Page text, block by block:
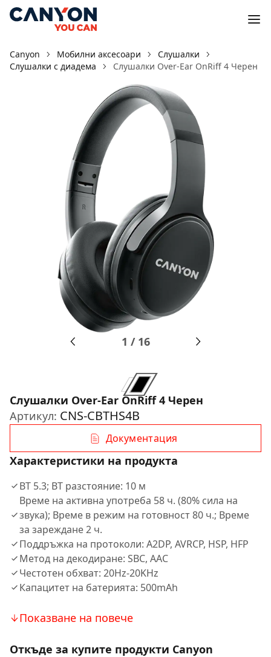
Canyon Мобилни аксесоари
Слушалки
Слушалки с диадема
Слушалки Over-Ear OnRiff 4 Черен
1 / 16
Слушалки Over-Ear OnRiff 4 Черен
Артикул: CNS-CBTHS4B
Документация
Характеристики на продукта
BT 5.3; BT разстояние: 10 м
Време на активна употреба 58 ч. (80% сила на
звука); Време в режим на готовност 80 ч.; Време
за зареждане 2 ч.
Поддръжка на протоколи: A2DP, AVRCP, HSP, HFP
Метод на декодиране: SBC, AAC
Честотен обхват: 20Hz-20KHz
Капацитет на батерията: 500mAh
Показване на повече
Откъде за купите продукти Canyon